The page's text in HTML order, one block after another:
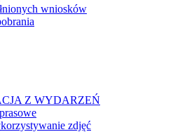
wniosków
Z WYDARZEŃ
zdjęć